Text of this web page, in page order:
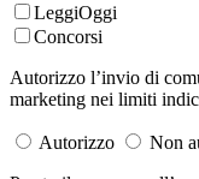
LeggiOggi
Concorsi
Autorizzo l’invio di
marketing nei limiti
Autorizzo
Non